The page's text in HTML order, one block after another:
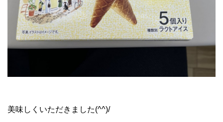
美味しくいただきました(^^)/